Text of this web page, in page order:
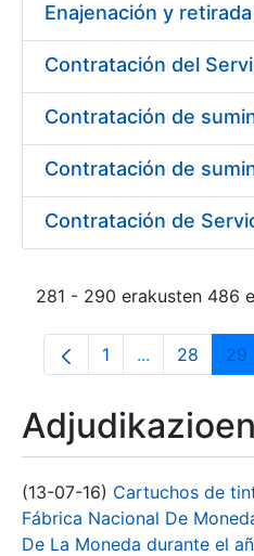
281 - 290 erakusten 486
Orrialdea
1 ...Intermediate
Orrialdea
28 29
(13-07-16) Cartuchos de
Fábrica Nacional De
De La Moneda durante el